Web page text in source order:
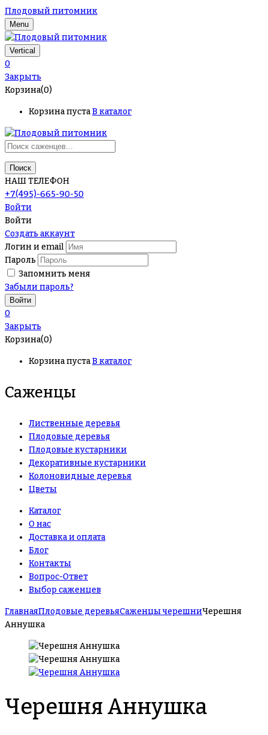
Плодовый питомник
Menu
Vertical
0
Закрыть
Корзина(0)
Корзина пустаВ каталог
Поиск
НАШ ТЕЛЕФОН
+7(495)-665-90-50
Войти
Войти
Создать аккаунт
Логин и email
Пароль
Запомнить меня
Забыли пароль?
0
Закрыть
Корзина(0)
Корзина пустаВ каталог
Саженцы
Лиственные деревья
Плодовые деревья
Плодовые кустарники
Декоративные кустарники
Колоновидные деревья
Цветы
Каталог
О нас
Доставка и оплата
Блог
Контакты
Вопрос-Ответ
Выбор саженцев
ГлавнаяПлодовые деревьяСаженцы черешниЧерешня
Аннушка
Черешня Аннушка